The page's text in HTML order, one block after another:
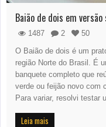
Baião de dois em
1487 2
50
O Baião de dois é um
região Norte do Brasil. É
banquete completo que
verde ou feijão novo com
Para variar, resolvi testar
Leia mais